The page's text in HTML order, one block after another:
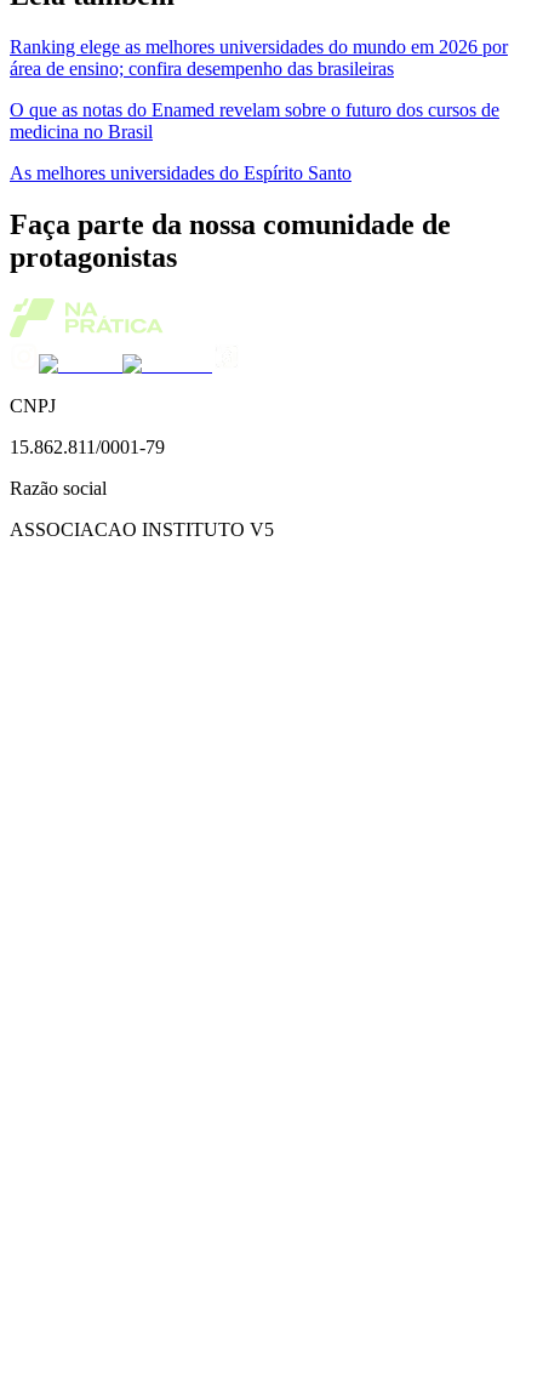
Ranking elege as melhores universidades do mundo em 2026 por
área de ensino; confira desempenho das brasileiras
O que as notas do Enamed revelam sobre o futuro dos cursos de
medicina no Brasil
As melhores universidades do Espírito Santo
Faça parte da nossa comunidade de
protagonistas
CNPJ
15.862.811/0001-79
Razão social
ASSOCIACAO INSTITUTO V5